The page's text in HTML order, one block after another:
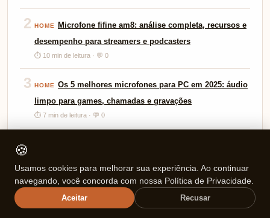
2 HOME
Microfone fifine am8: análise completa, recursos e
desempenho para streamers e podcasters
⏱ 10 min de leitura · 💬 0
3 HOME
Os 5 melhores microfones para PC em 2025: áudio
limpo para games, chamadas e gravações
⏱ 7 min de leitura · 💬 0
4
⏱ 10 min de leitura · 💬 0
🏷️Tags
🍪
Usamos cookies para melhorar sua experiência. Ao continuar
navegando, você concorda com nossa Política de Privacidade.
Aceitar Recusar